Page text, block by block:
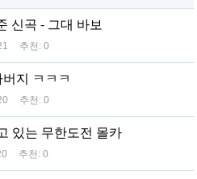
신곡 - 그대 바보
추천: 0
지 ㅋㅋㅋ
추천: 0
있는 무한도전 몰카
추천: 0